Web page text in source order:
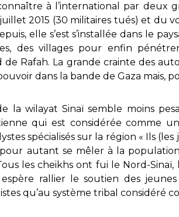
à l’international par deux
2015 (30 militaires tués) et du
elle s’est s’installée dans le
des villages pour enfin
de Rafah. La grande crainte des
dans la bande de Gaza mais,
la wilayat Sinaï semble moins
qui est considérée comme
spécialisés sur la région « Ils
pour autant se mêler à la
les cheikhs ont fui le Nord-
espère rallier le soutien des
qu’au système tribal considéré